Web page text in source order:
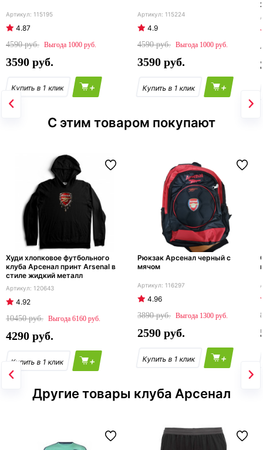
115195
4.87
4590
1000
3590
+
115224
4.9
4590
1000
3590
+
С этим товаром покупают
Худи хлопковое футбольного
клуба Арсенал принт Arsenal в
стиле жидкий металл
120643
4.92
10450
6160
4290
+
Рюкзак Арсенал черный с
мячом
116297
4.96
3890
1300
2590
+
Другие товары клуба Арсенал